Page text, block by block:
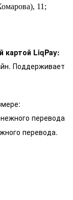
11;
картой LiqPay:
Поддерживает
перевода
перевода.